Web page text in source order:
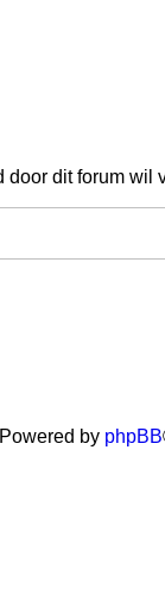
door dit forum wil
Powered by phpBB